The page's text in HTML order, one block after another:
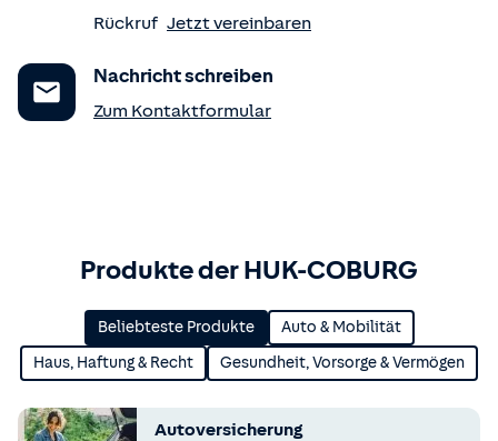
Rückruf Jetzt vereinbaren
Nachricht schreiben
Zum Kontaktformular
Produkte der HUK-COBURG
Beliebteste Produkte Auto & Mobilität
Haus, Haftung & Recht Gesundheit, Vorsorge & Vermögen
Autoversicherung